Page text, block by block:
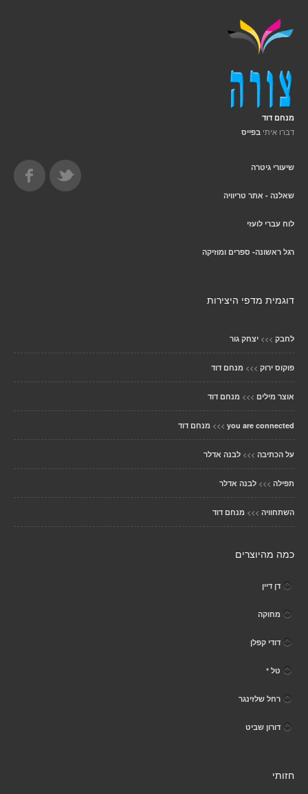
מנחם דוד
דברו איתי בפייס
שיעורי גיטרה
שאלנה - אתר טריוויה
לוח עברי לועזי
רגל ראשונה- ספרים ומוזיקה
דוגמית מדפי היצירות
לחבק >>> יצחק גור
פוקוס ירוק >>> מנחם דוד
אוצר מילים >>> מנחם דוד
you are connected
>>> מנחם דוד
על הכתיבה >>> לבנה אדלר
תפילה >>> לבנה אדלר
השתחוויה >>> מנחם דוד
כמה מהיוצרים
דן דיין
מחוקה
דודי קפלן
טל *
רחל שלזינגר
דורון שביט
חזותי